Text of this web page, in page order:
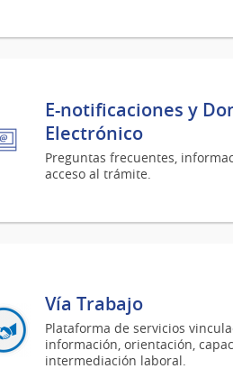
E-notificaciones y
Electrónico
Preguntas frecuentes,
acceso al trámite.
Vía Trabajo
Plataforma de servicios
información, orientación,
intermediación laboral.